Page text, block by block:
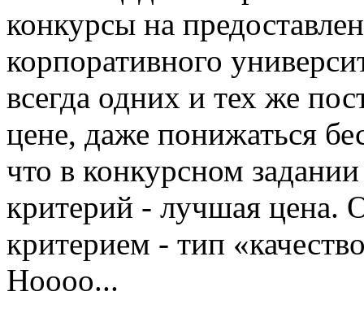
конкурсы на
корпоративного
всегда одних и тех же
цене, даже понижаться
что в конкурсном
критерий - лучшая цена.
критерием - тип
Ноооо...